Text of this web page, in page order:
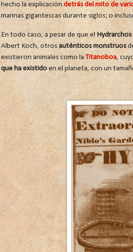
hecho la explicacióndetrás del mito de
marinas gigantescas durante siglos; o
En todo caso, a pesar de que elHydrarchos
Albert Koch, otrosauténticos monstruos
existieron animales como laTitanoboa,
que ha existidoen el planeta, con un